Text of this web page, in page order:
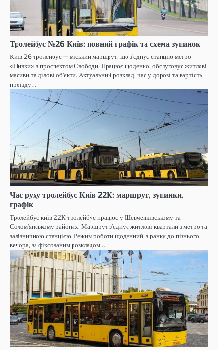
Тролейбус №26 Київ: повний графік та схема зупинок
Київ 26 тролейбус — міський маршрут, що з’єднує станцію метро
«Нивки» з проспектом Свободи. Працює щоденно, обслуговує житлові
масиви та ділові об’єкти. Актуальний розклад, час у дорозі та вартість
проїзду…
Час руху тролейбус Київ 22К: маршрут, зупинки,
графік
Тролейбус київ 22К тролейбус працює у Шевченківському та
Солом’янському районах. Маршрут з’єднує житлові квартали з метро та
залізничною станцією. Режим роботи щоденний, з ранку до пізнього
вечора, за фіксованим розкладом.…